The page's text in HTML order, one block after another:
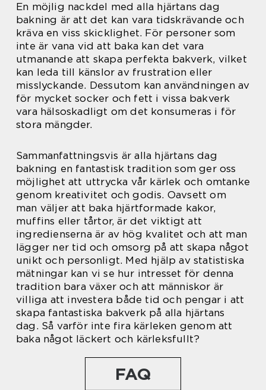
En möjlig nackdel med alla hjärtans dag
bakning är att det kan vara tidskrävande och
kräva en viss skicklighet. För personer som
inte är vana vid att baka kan det vara
utmanande att skapa perfekta bakverk, vilket
kan leda till känslor av frustration eller
misslyckande. Dessutom kan användningen av
för mycket socker och fett i vissa bakverk
vara hälsoskadligt om det konsumeras i för
stora mängder.
Sammanfattningsvis är alla hjärtans dag
bakning en fantastisk tradition som ger oss
möjlighet att uttrycka vår kärlek och omtanke
genom kreativitet och godis. Oavsett om
man väljer att baka hjärtformade kakor,
muffins eller tårtor, är det viktigt att
ingredienserna är av hög kvalitet och att man
lägger ner tid och omsorg på att skapa något
unikt och personligt. Med hjälp av statistiska
mätningar kan vi se hur intresset för denna
tradition bara växer och att människor är
villiga att investera både tid och pengar i att
skapa fantastiska bakverk på alla hjärtans
dag. Så varför inte fira kärleken genom att
baka något läckert och kärleksfullt?
FAQ